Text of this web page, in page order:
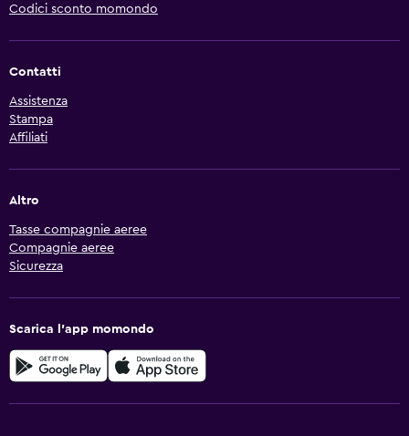
Codici sconto momondo
Contatti
Assistenza
Stampa
Affiliati
Altro
Tasse compagnie aeree
Compagnie aeree
Sicurezza
Scarica l'app momondo